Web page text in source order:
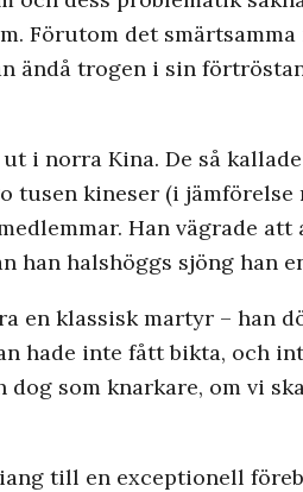
Förutom det
ändå trogen i sin
i norra Kina. De så
kineser (i
Han vägrade
han halshöggs sjöng
en klassisk martyr – han
hade inte fått bikta, och
som knarkare, om vi
till en exceptionell